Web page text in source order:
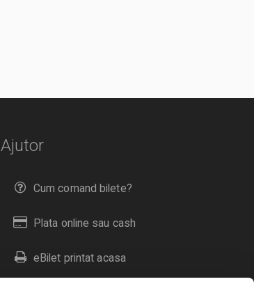
Ajutor
Cum comand bilete?
Plata online sau cash
eBilet printat acasa